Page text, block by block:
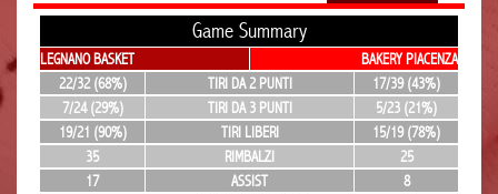
Game Summary
LEGNANO BASKET
BAKERY PIACENZA
22/32 (68%)
TIRI DA 2 PUNTI
17/39 (43%)
7/24 (29%)
TIRI DA 3 PUNTI
5/23 (21%)
19/21 (90%)
TIRI LIBERI
15/19 (78%)
35
RIMBALZI
25
17
ASSIST
8